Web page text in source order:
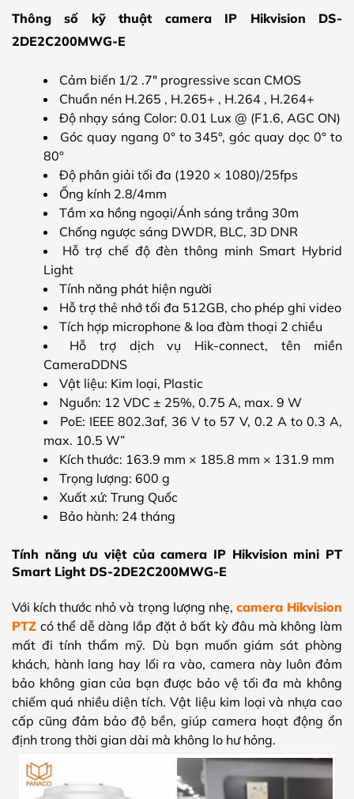
Thông số kỹ thuật camera IP Hikvision DS-
2DE2C200MWG-E
Cảm biến 1/2 .7″ progressive scan CMOS
Chuẩn nén H.265 , H.265+ , H.264 , H.264+
Độ nhạy sáng Color: 0.01 Lux @ (F1.6, AGC ON)
Góc quay ngang 0° to 345°, góc quay dọc 0° to
80°
Độ phân giải tối đa (1920 × 1080)/25fps
Ống kính 2.8/4mm
Tầm xa hồng ngoại/Ánh sáng trắng 30m
Chống ngược sáng DWDR, BLC, 3D DNR
Hỗ trợ chế độ đèn thông minh Smart Hybrid
Light
Tính năng phát hiện người
Hỗ trợ thẻ nhớ tối đa 512GB, cho phép ghi video
Tích hợp microphone & loa đàm thoại 2 chiều
Hỗ trợ dịch vụ Hik-connect, tên miền
CameraDDNS
Vật liệu: Kim loại, Plastic
Nguồn: 12 VDC ± 25%, 0.75 A, max. 9 W
PoE: IEEE 802.3af, 36 V to 57 V, 0.2 A to 0.3 A,
max. 10.5 W”
Kích thước: 163.9 mm × 185.8 mm × 131.9 mm
Trọng lượng: 600 g
Xuất xứ: Trung Quốc
Bảo hành: 24 tháng
Tính năng ưu việt của camera IP Hikvision mini PT
Smart Light DS-2DE2C200MWG-E
Với kích thước nhỏ và trọng lượng nhẹ, camera Hikvision
PTZ có thể dễ dàng lắp đặt ở bất kỳ đâu mà không làm
mất đi tính thẩm mỹ. Dù bạn muốn giám sát phòng
khách, hành lang hay lối ra vào, camera này luôn đảm
bảo không gian của bạn được bảo vệ tối đa mà không
chiếm quá nhiều diện tích. Vật liệu kim loại và nhựa cao
cấp cũng đảm bảo độ bền, giúp camera hoạt động ổn
định trong thời gian dài mà không lo hư hỏng.